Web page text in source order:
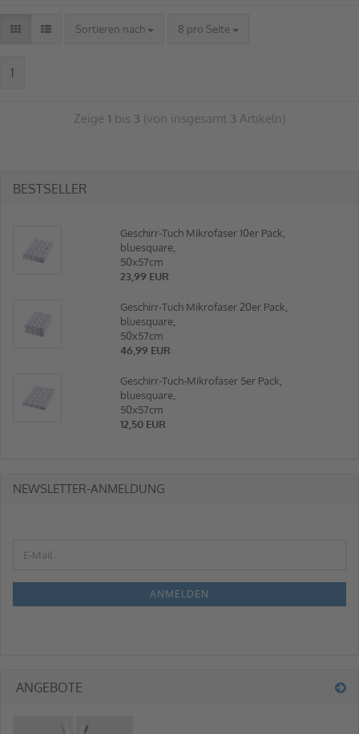
Sortieren nach 8 pro Seite
1
Zeige 1 bis 3 (von insgesamt 3 Artikeln)
BESTSELLER
Geschirr-Tuch Mikrofaser 10er Pack,
bluesquare,
50x57cm
23,99 EUR
Geschirr-Tuch Mikrofaser 20er Pack,
bluesquare,
50x57cm
46,99 EUR
Geschirr-Tuch-Mikrofaser 5er Pack,
bluesquare,
50x57cm
12,50 EUR
NEWSLETTER-ANMELDUNG
ANMELDEN
ANGEBOTE